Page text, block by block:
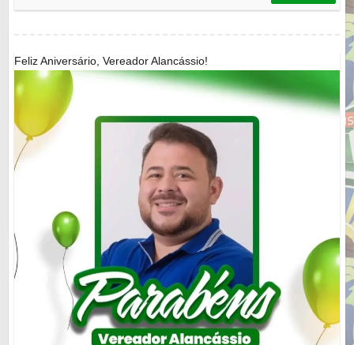
Feliz Aniversário, Vereador Alancássio!